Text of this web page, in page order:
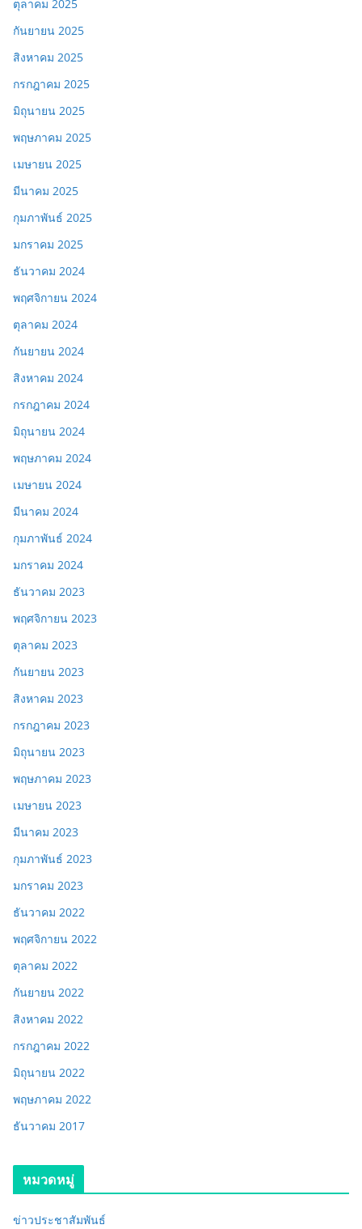
ตุลาคม 2025
กันยายน 2025
สิงหาคม 2025
กรกฎาคม 2025
มิถุนายน 2025
พฤษภาคม 2025
เมษายน 2025
มีนาคม 2025
กุมภาพันธ์ 2025
มกราคม 2025
ธันวาคม 2024
พฤศจิกายน 2024
ตุลาคม 2024
กันยายน 2024
สิงหาคม 2024
กรกฎาคม 2024
มิถุนายน 2024
พฤษภาคม 2024
เมษายน 2024
มีนาคม 2024
กุมภาพันธ์ 2024
มกราคม 2024
ธันวาคม 2023
พฤศจิกายน 2023
ตุลาคม 2023
กันยายน 2023
สิงหาคม 2023
กรกฎาคม 2023
มิถุนายน 2023
พฤษภาคม 2023
เมษายน 2023
มีนาคม 2023
กุมภาพันธ์ 2023
มกราคม 2023
ธันวาคม 2022
พฤศจิกายน 2022
ตุลาคม 2022
กันยายน 2022
สิงหาคม 2022
กรกฎาคม 2022
มิถุนายน 2022
พฤษภาคม 2022
ธันวาคม 2017
หมวดหมู่
ข่าวประชาสัมพันธ์